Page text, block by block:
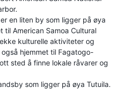
en liten by som ligger på øya
til American Samoa Cultural
kulturelle aktiviteter og
hjemmet til Fagatogo-
sted å finne lokale råvarer og
som ligger på øya Tutuila.